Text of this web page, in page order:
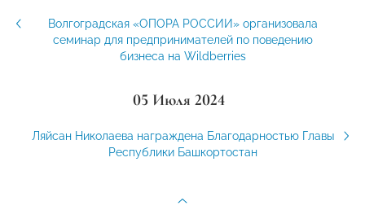
Волгоградская «ОПОРА РОССИИ» организовала
семинар для предпринимателей по поведению
бизнеса на Wildberries
05 Июля 2024
Ляйсан Николаева награждена Благодарностью Главы
Республики Башкортостан